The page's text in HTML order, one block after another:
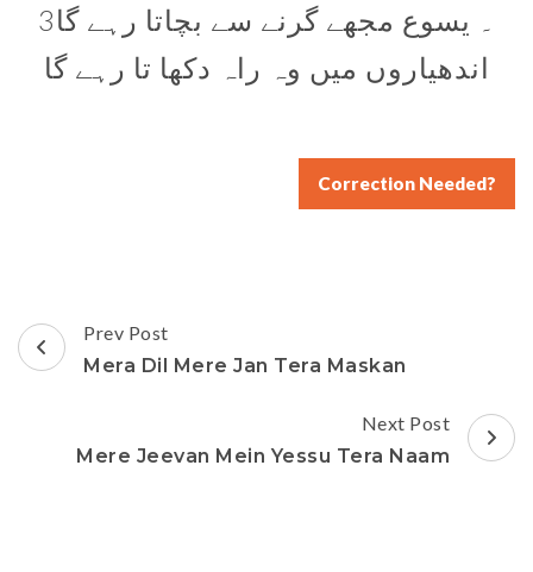
3۔ یسوع مجھے گرنے سے بچاتا رہے گا
اندھیاروں میں وہ راہ دکھا تا رہے گا
Correction Needed?
Post
Navigation
Prev Post
Mera Dil Mere Jan Tera Maskan
Next Post
Mere Jeevan Mein Yessu Tera Naam